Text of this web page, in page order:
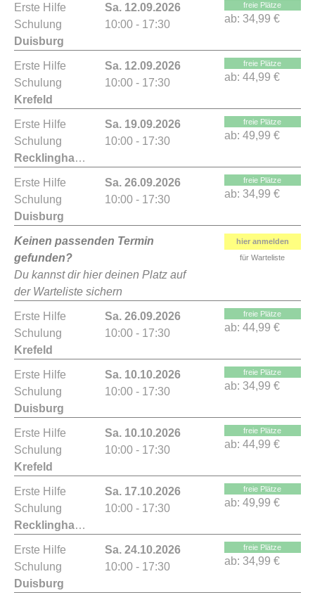
Erste Hilfe
Schulung
Duisburg
Sa. 12.09.2026
10:00 - 17:30
freie Plätze
ab: 34,99 €
Erste Hilfe
Schulung
Krefeld
Sa. 12.09.2026
10:00 - 17:30
freie Plätze
ab: 44,99 €
Erste Hilfe
Schulung
Recklinghausen
Sa. 19.09.2026
10:00 - 17:30
freie Plätze
ab: 49,99 €
Erste Hilfe
Schulung
Duisburg
Sa. 26.09.2026
10:00 - 17:30
freie Plätze
ab: 34,99 €
Keinen passenden Termin
gefunden?
Du kannst dir hier deinen Platz auf
der Warteliste sichern
hier anmelden
für Warteliste
Erste Hilfe
Schulung
Krefeld
Sa. 26.09.2026
10:00 - 17:30
freie Plätze
ab: 44,99 €
Erste Hilfe
Schulung
Duisburg
Sa. 10.10.2026
10:00 - 17:30
freie Plätze
ab: 34,99 €
Erste Hilfe
Schulung
Krefeld
Sa. 10.10.2026
10:00 - 17:30
freie Plätze
ab: 44,99 €
Erste Hilfe
Schulung
Recklinghausen
Sa. 17.10.2026
10:00 - 17:30
freie Plätze
ab: 49,99 €
Erste Hilfe
Schulung
Duisburg
Sa. 24.10.2026
10:00 - 17:30
freie Plätze
ab: 34,99 €